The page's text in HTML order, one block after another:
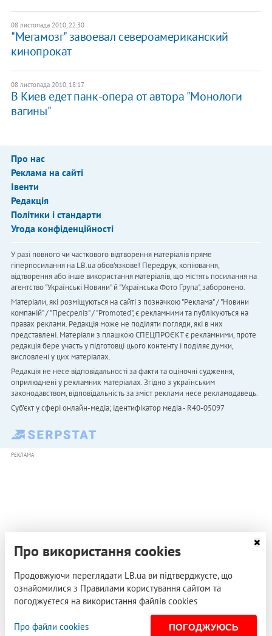
08 листопада 2010, 22:30
"Мегамозг" завоевал североамериканский
кинопрокат
08 листопада 2010, 18:17
В Киев едет панк-опера от автора "Монологи
вагины"
Про нас
Реклама на сайті
Івенти
Редакція
Політики і стандарти
Угода конфіденційності
У разі повного чи часткового відтворення матеріалів пряме
гіперпосилання на LB.ua обов'язкове! Передрук, копіювання,
відтворення або інше використання матеріалів, що містять посилання на
агентство "Українськi Новини" й "Українська Фото Група", заборонено.
Матеріали, які розміщуються на сайті з позначкою "Реклама" / "Новини
компаній" / "Пресреліз" / "Promoted", є рекламними та публікуються на
правах реклами. Редакція може не поділяти погляди, які в них
представлені. Матеріали з плашкою СПЕЦПРОЄКТ є рекламними, проте
редакція бере участь у підготовці цього контенту і поділяє думки,
висловлені у цих матеріалах.
Редакція не несе відповідальності за факти та оціночні судження,
оприлюднені у рекламних матеріалах. Згідно з українським
законодавством, відповідальність за зміст реклами несе рекламодавець.
Cуб'єкт у сфері онлайн-медіа; ідентифікатор медіа - R40-05097
РЕКЛАМА
Про використання cookies
Продовжуючи переглядати LB.ua ви підтверджуєте, що
ознайомилися з Правилами користування сайтом та
погоджуєтеся на використання файлів cookies
Про файли cookies ПОГОДЖУЮСЬ